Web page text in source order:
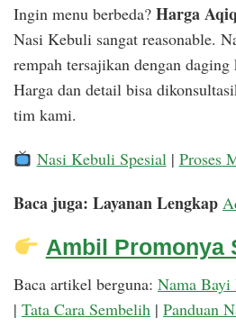
Ingin menu berbeda? Harga
Nasi Kebuli sangat reasonable.
rempah tersajikan dengan
Harga dan detail bisa
tim kami.
Nasi Kebuli Spesial| Proses
Baca juga: Layanan Lengkap
Ambil Promonya
Baca artikel berguna: Nama Bayi
| Tata Cara Sembelih | Panduan